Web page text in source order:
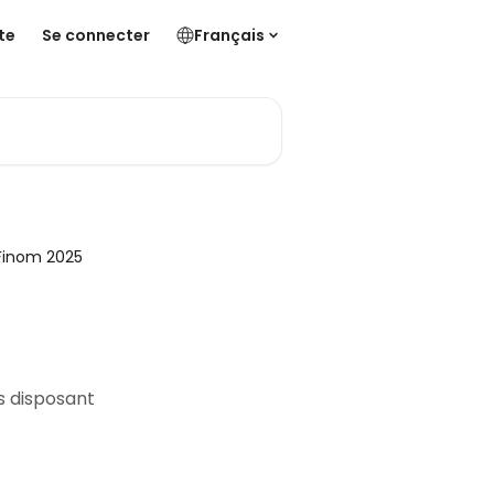
Se connecter Français
2025
disposant